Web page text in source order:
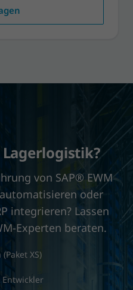
von SAP® EWM
oder
integrieren? Lassen
Experten beraten.
XS)